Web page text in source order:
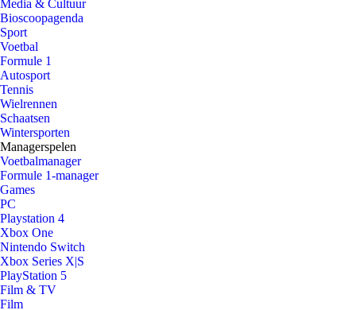
Media & Cultuur
Bioscoopagenda
Sport
Voetbal
Formule 1
Autosport
Tennis
Wielrennen
Schaatsen
Wintersporten
Managerspelen
Voetbalmanager
Formule 1-manager
Games
PC
Playstation 4
Xbox One
Nintendo Switch
Xbox Series X|S
PlayStation 5
Film & TV
Film